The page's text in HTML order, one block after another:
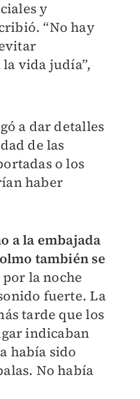
y
“No hay
vida judía”,
a dar detalles
de las
o los
haber
a la embajada
también se
por la noche
fuerte. La
tarde que los
indicaban
había sido
No había